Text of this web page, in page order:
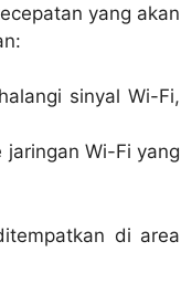
yang akan
sinyal Wi-Fi,
Wi-Fi yang
di area